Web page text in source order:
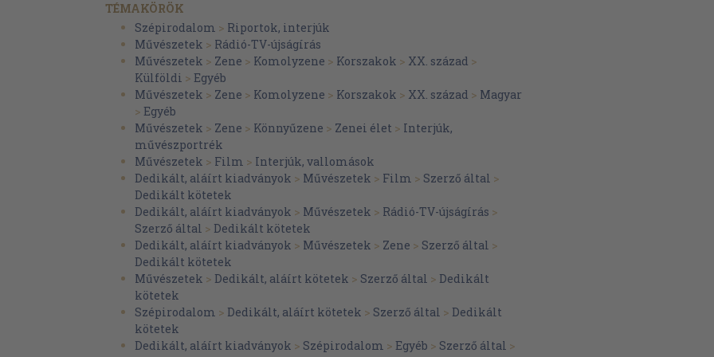
Vivien Reed
Váradi Hédi
Roberto Benzi
Alla Pugacsova
23
Peter Schreier
John Halas
Ruttkai Éva
Ferencsik János
Dagmar Koller
Giulietta Simionato
René Kollo
Johanna Meier
Cambridge Buskers
34
TÉMAKÖRÖK
Szépirodalom > Riportok, interjúk
Művészetek > Rádió-TV-újságírás
Művészetek > Zene > Komolyzene > Korszakok > XX. század >
Külföldi > Egyéb
Művészetek > Zene > Komolyzene > Korszakok > XX. század > Magyar
> Egyéb
Művészetek > Zene > Könnyűzene > Zenei élet > Interjúk,
művészportrék
Művészetek > Film > Interjúk, vallomások
Dedikált, aláírt kiadványok > Művészetek > Film > Szerző által >
Dedikált kötetek
Dedikált, aláírt kiadványok > Művészetek > Rádió-TV-újságírás >
Szerző által > Dedikált kötetek
Dedikált, aláírt kiadványok > Művészetek > Zene > Szerző által >
Dedikált kötetek
Művészetek > Dedikált, aláírt kötetek > Szerző által > Dedikált
kötetek
Szépirodalom > Dedikált, aláírt kötetek > Szerző által > Dedikált
kötetek
Dedikált, aláírt kiadványok > Szépirodalom > Egyéb > Szerző által >